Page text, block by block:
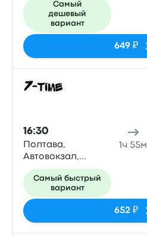
Самый
дешевый
вариант
649 ₽
16:30
Полтава,
Автовокзал,
вул.
Великотирнівська,
7, Poltava
1ч 55м
Самый быстрый
вариант
652 ₽